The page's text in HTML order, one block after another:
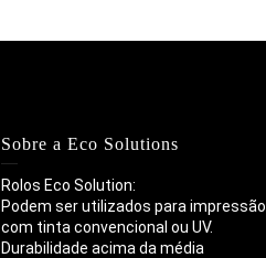
Sobre a Eco Solutions
Rolos Eco Solution:
Podem ser utilizados para impressão
com tinta convencional ou UV.
Durabilidade acima da média